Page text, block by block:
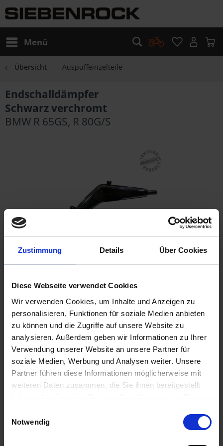
Zustimmung Details Über Cookies
Diese Webseite verwendet Cookies
Wir verwenden Cookies, um Inhalte und Anzeigen zu
personalisieren, Funktionen für soziale Medien anbieten
zu können und die Zugriffe auf unsere Website zu
analysieren. Außerdem geben wir Informationen zu Ihrer
Verwendung unserer Website an unsere Partner für
soziale Medien, Werbung und Analysen weiter. Unsere
Partner führen diese Informationen möglicherweise mit
weiteren Daten zusammen, die Sie ihnen bereitgestellt
haben oder die sie im Rahmen Ihrer Nutzung der Dienste
Cookies, wenn Sie unsere Webseite weiterhin nutzen.
Notwendig
Menü
Übersicht Auspuffeinzelteile
Endschalldämpfer
Schwarz verchromt
BMW R 65GS, R 80G/S
790,00 €
Deutschlands
In denWarenkorb
Merken Bewerten
Artikel Nr.: 1812018
Hochwertige Ausführung. Hohe Passgenaugkeit....
mehr